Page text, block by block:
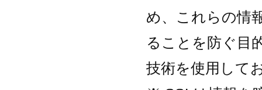
め、これらの情
ることを防ぐ目
技術を使用して